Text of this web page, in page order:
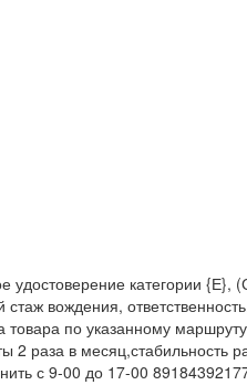
удостоверение категории {Е},
вождения,
по указанному
2 раза в месяц,стабильность
с 9-00 до 17-00